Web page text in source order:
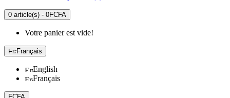
0 article(s) - 0FCFA
Votre panier est vide!
Français
English
Français